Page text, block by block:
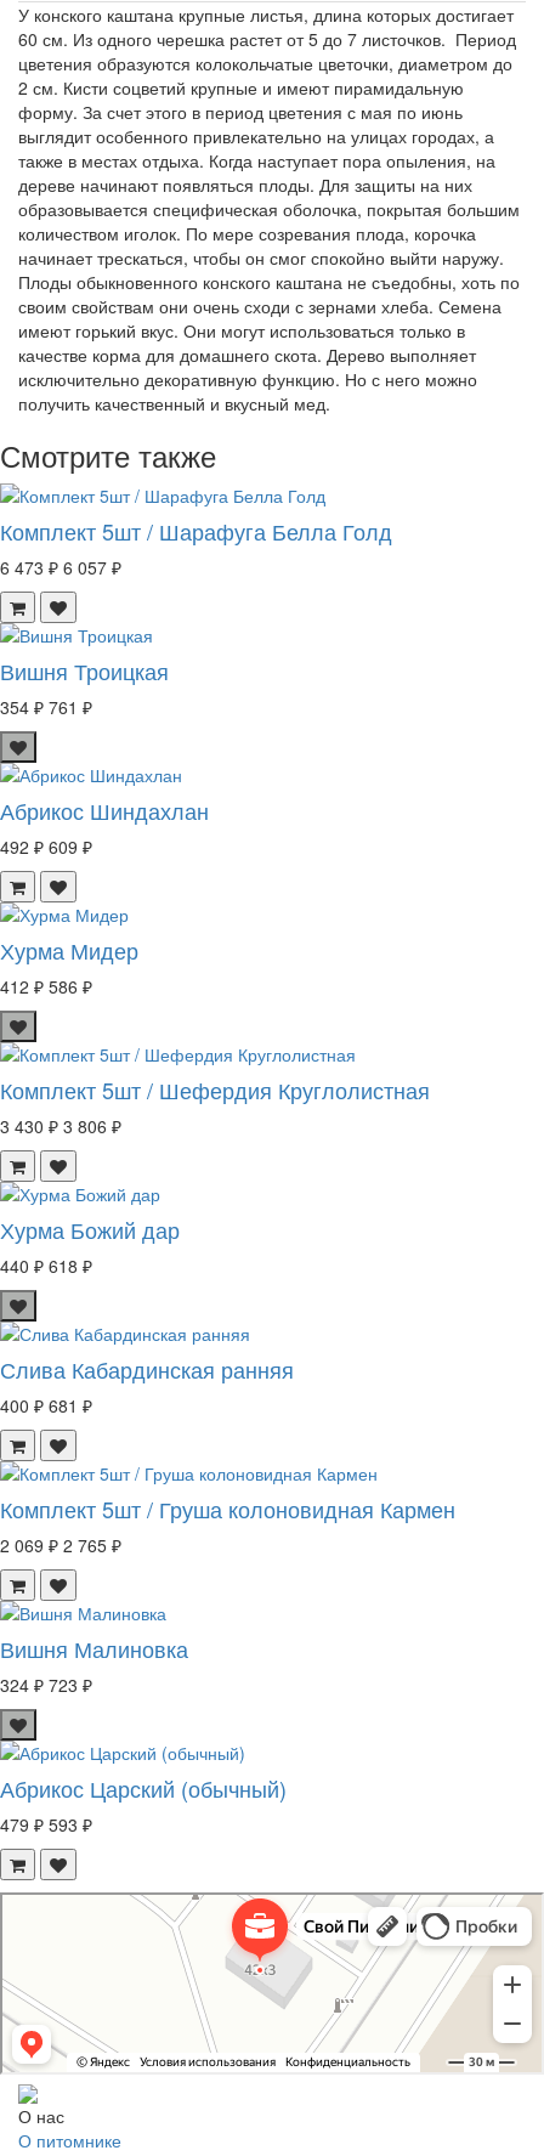
У конского каштана крупные листья, длина которых достигает
60 см. Из одного черешка растет от 5 до 7 листочков. Период
цветения образуются колокольчатые цветочки, диаметром до
2 см. Кисти соцветий крупные и имеют пирамидальную
форму. За счет этого в период цветения с мая по июнь
выглядит особенного привлекательно на улицах городах, а
также в местах отдыха. Когда наступает пора опыления, на
дереве начинают появляться плоды. Для защиты на них
образовывается специфическая оболочка, покрытая большим
количеством иголок. По мере созревания плода, корочка
начинает трескаться, чтобы он смог спокойно выйти наружу.
Плоды обыкновенного конского каштана не съедобны, хоть по
своим свойствам они очень сходи с зернами хлеба. Семена
имеют горький вкус. Они могут использоваться только в
качестве корма для домашнего скота. Дерево выполняет
исключительно декоративную функцию. Но с него можно
получить качественный и вкусный мед.
Смотрите также
Комплект 5шт / Шарафуга Белла Голд
6 473 ₽ 6 057 ₽
Вишня Троицкая
354 ₽ 761 ₽
Абрикос Шиндахлан
492 ₽ 609 ₽
Хурма Мидер
412 ₽ 586 ₽
Комплект 5шт / Шефердия Круглолистная
3 430 ₽ 3 806 ₽
Хурма Божий дар
440 ₽ 618 ₽
Слива Кабардинская ранняя
400 ₽ 681 ₽
Комплект 5шт / Груша колоновидная Кармен
2 069 ₽ 2 765 ₽
Вишня Малиновка
324 ₽ 723 ₽
Абрикос Царский (обычный)
479 ₽ 593 ₽
Питомник растений в Москве
О нас
О питомнике